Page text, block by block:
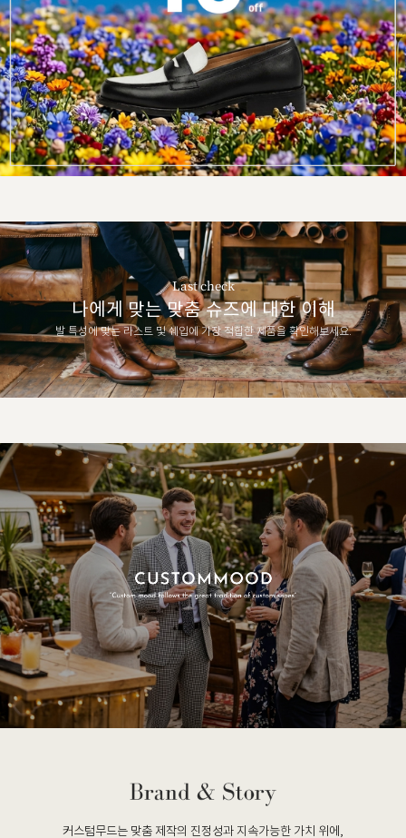
Last check
나에게 맞는 맞춤 슈즈에 대한 이해
발 특성에 맞는 라스트 및 쉐입에 가장 적합한 제품을 확인해보세요.
커스텀무드는 맞춤 제작의 진정성과 지속가능한 가치 위에,